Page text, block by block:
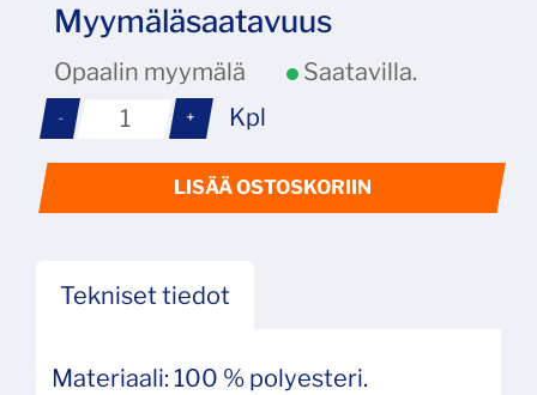
Myymäläsaatavuus
Opaalin myymälä Saatavilla.
- + Kpl
LISÄÄ OSTOSKORIIN
Tekniset tiedot
Materiaali: 100 % polyesteri.